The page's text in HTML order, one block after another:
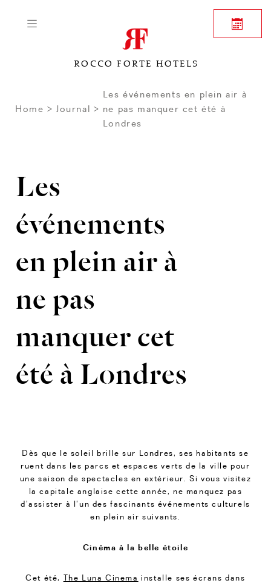
ROCCO FORTE HOTELS
Home Journal
Les événements en plein air à
ne pas manquer cet été à
Londres
Les
événements
en plein air à
ne pas
manquer cet
été à Londres
Dès que le soleil brille sur Londres, ses habitants se
ruent dans les parcs et espaces verts de la ville pour
une saison de spectacles en extérieur. Si vous visitez
la capitale anglaise cette année, ne manquez pas
d’assister à l’un des fascinants événements culturels
en plein air suivants.
Cinéma à la belle étoile
Cet été, The Luna Cinema installe ses écrans dans